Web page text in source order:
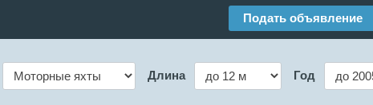
Подать объявление
Длина Год